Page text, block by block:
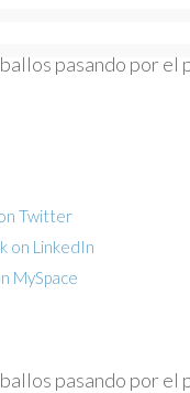
pasando por el
pasando por el